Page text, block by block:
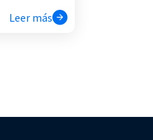
Leer más